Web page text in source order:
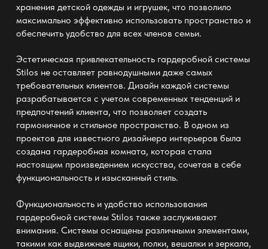
хранения детской одежды и игрушек, что позволило
максимально эффективно использовать пространство и
обеспечить удобство для всех членов семьи.
Эстетическая привлекательность гардеробной системы
Stilos не оставляет равнодушными даже самых
требовательных клиентов. Дизайн каждой системы
разрабатывается с учетом современных тенденций и
предпочтений клиента, что позволяет создать
гармоничное и стильное пространство. В одном из
проектов для известного дизайнера интерьеров была
создана гардеробная комната, которая стала
настоящим произведением искусства, сочетая в себе
функциональность и изысканный стиль.
Функциональность и удобство использования
гардеробной системы Stilos также заслуживают
внимания. Системы оснащены различными элементами,
такими как выдвижные ящики, полки, вешалки и зеркала,